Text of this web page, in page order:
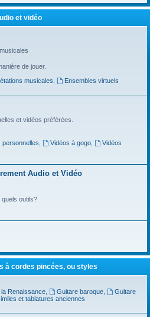
et vidéo
de jouer.
musicales
Ensembles virtuels
et vidéos préférées.
personnelles Vidéos à gogo,
Vidéos
Audio et Vidéo
outils?
à cordes pincées, ou styles
Renaissance, Guitare baroque,
Guitare
et tablatures anciennes